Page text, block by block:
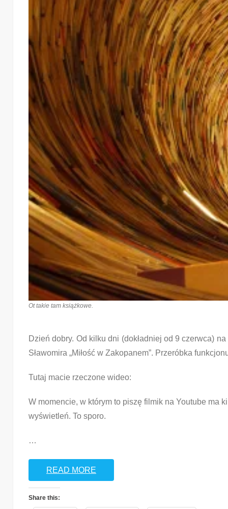
Ot takie tam książkowe.
Dzień dobry. Od kilku dni (dokładniej od 9 czerwca)
Sławomira „Miłość w Zakopanem”. Przeróbka
Tutaj macie rzeczone wideo:
W momencie, w którym to piszę filmik na Youtube ma
wyświetleń. To sporo.
…
READ MORE
Share this: